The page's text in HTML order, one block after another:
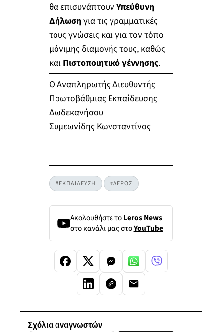
θα επισυνάπτουν Υπεύθυνη
Δήλωση για τις γραμματικές
τους γνώσεις και για τον τόπο
μόνιμης διαμονής τους, καθώς
και Πιστοποιητικό γέννησης.
Ο Αναπληρωτής Διευθυντής
Πρωτοβάθμιας Εκπαίδευσης
Δωδεκανήσου
Συμεωνίδης Κωνσταντίνος
#ΕΚΠΑΙΔΕΥΣΗ #ΛΕΡΟΣ
Ακολουθήστε τοLeros News
στο κανάλι μας στοYouTube
Σχόλια αναγνωστών